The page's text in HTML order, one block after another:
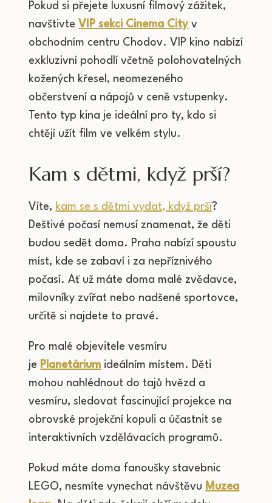
Pokud si přejete luxusní filmový zážitek,
navštivte VIP sekci Cinema Cityv
obchodním centru Chodov. VIP kino nabízí
exkluzivní pohodlí včetně polohovatelných
kožených křesel, neomezeného
občerstvení a nápojů v ceně vstupenky.
Tento typ kina je ideální pro ty, kdo si
chtějí užít film ve velkém stylu.
Kam s dětmi, když prší?
Víte, kam se s dětmi vydat, když prší?
Deštivé počasí nemusí znamenat, že děti
budou sedět doma. Praha nabízí spoustu
míst, kde se zabaví i za nepříznivého
počasí. Ať už máte doma malé zvědavce,
milovníky zvířat nebo nadšené sportovce,
určitě si najdete to pravé.
Pro malé objevitele vesmíru
je Planetárium ideálním místem. Děti
mohou nahlédnout do tajů hvězd a
vesmíru, sledovat fascinující projekce na
obrovské projekční kopuli a účastnit se
interaktivních vzdělávacích programů.
Pokud máte doma fanoušky stavebnic
LEGO, nesmíte vynechat návštěvu Muzea